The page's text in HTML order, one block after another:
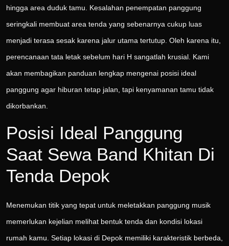
hingga area duduk tamu. Kesalahan penempatan panggung
seringkali membuat area tenda yang sebenarnya cukup luas
menjadi terasa sesak karena jalur utama tertutup. Oleh karena itu,
perencanaan tata letak sebelum hari H sangatlah krusial. Kami
akan membagikan panduan lengkap mengenai posisi ideal
panggung agar hiburan tetap jalan, tapi kenyamanan tamu tidak
dikorbankan.
Posisi Ideal Panggung
Saat Sewa Band Khitan Di
Tenda Depok
Menemukan titik yang tepat untuk meletakkan panggung musik
memerlukan kejelian melihat bentuk tenda dan kondisi lokasi
rumah kamu. Setiap lokasi di Depok memiliki karakteristik berbeda,